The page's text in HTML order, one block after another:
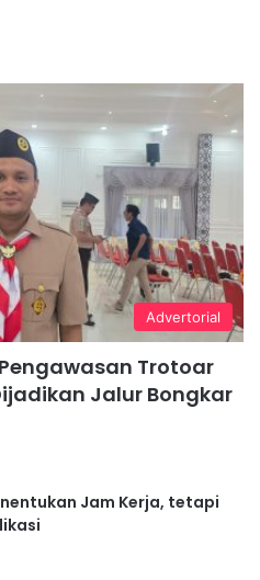
Advertorial
Trotoar
Jalur Bongkar
Jam Kerja, tetapi